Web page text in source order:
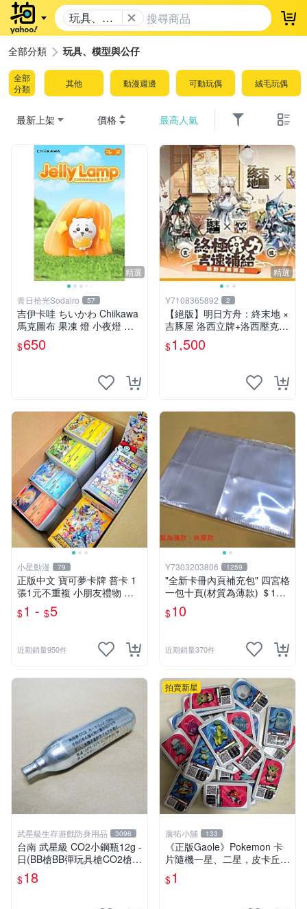
玩具、模
型與公仔
登
全部分類 玩具、模型與公仔
全部
分類
其他 動漫週邊 可動玩偶 絨毛玩偶
最新上架 價格 最高人氣
精選
青日拾光Sodairo 57
吉伊卡哇 ちいかわ Chiikawa
馬克圖布 果凍 燈 小夜燈 吉
伊 烏薩奇
$650
精選
Y7108365892 2
【絕版】明日方舟：終末地 ×
吉豚屋 洛西立牌+洛西壓克力
吊飾+洛西透卡
$1,500
小星動漫 79
正版中文 寶可夢卡牌 普卡 1
張1元不重複 小朋友禮物 補
習班獎勵 中文版 PTCG寶可
夢卡 官方現貨
$1 - $5
近期銷量950件
Y7303203806 1259
"全新卡冊內頁補充包" 四宮格
一包十頁(材質為薄款) ＄10
元 (下單最少十包)
$10
近期銷量370件
武星級生存遊戲防身用品 3096
台南 武星級 CO2小鋼瓶12g -
日(BB槍BB彈玩具槍CO2槍長
槍短槍模型槍壓縮氣瓶氮氣瓶
$18
拍賣新星
廣拓小舖 133
《正版Gaole》Pokemon 卡
片隨機一星、二星，皮卡丘、
小火龍、秒花種子、傑尼龜
$1